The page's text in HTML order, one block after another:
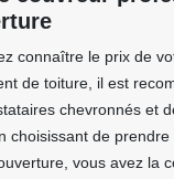
connaître le prix de
de toiture, il est
chevronnés et
choisissant de
vous avez la